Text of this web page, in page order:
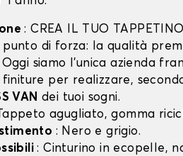
: CREA IL TUO
punto di forza: la qualità
Oggi siamo l’unica azienda
per realizzare,
VAN dei tuoi sogni.
agugliato, gomma
: Nero e grigio.
: Cinturino in ecopelle,